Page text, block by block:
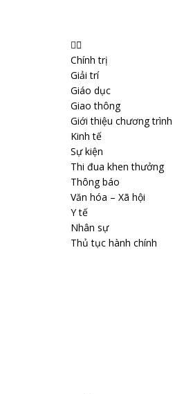
Chính trị
Giải trí
Giáo dục
Giao thông
Giới thiệu chương trình
Kinh tế
Sự kiện
Thi đua khen thưởng
Thông báo
Văn hóa – Xã hội
Y tế
Nhân sự
Thủ tục hành chính